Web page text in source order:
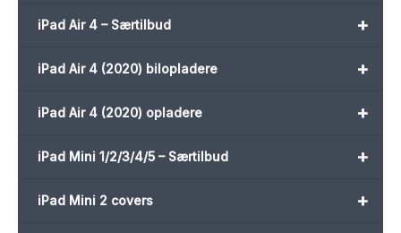
+
iPad Air 4 – Særtilbud
+
iPad Air 4 (2020) bilopladere
+
iPad Air 4 (2020) opladere
+
iPad Mini 1/2/3/4/5 – Særtilbud
+
iPad Mini 2 covers